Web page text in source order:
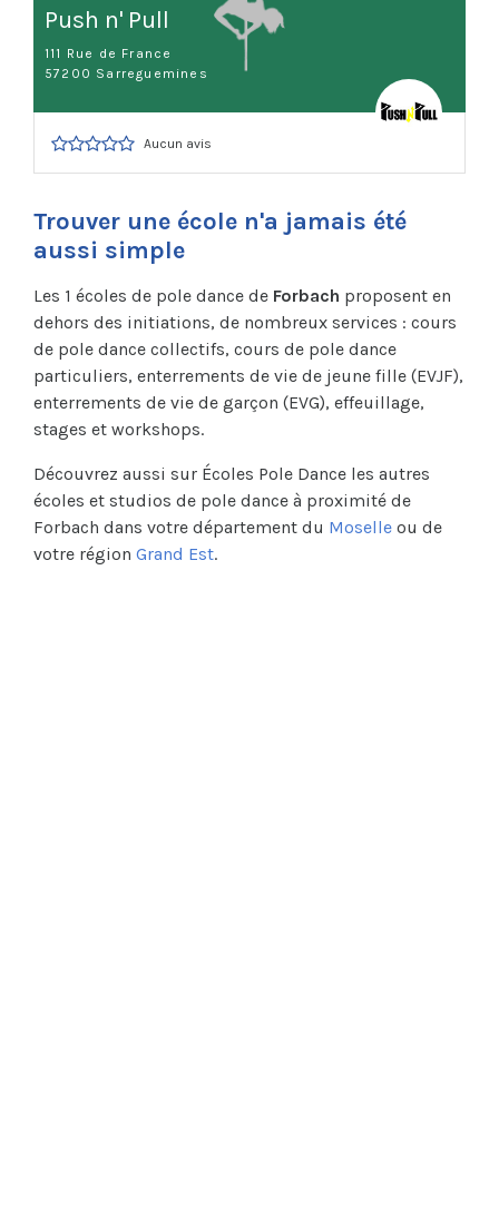
Push n' Pull
111 Rue de France
57200 Sarreguemines
Aucun avis
Trouver une école n'a jamais été
aussi simple
Les 1 écoles de pole dance de Forbach proposent en
dehors des initiations, de nombreux services : cours
de pole dance collectifs, cours de pole dance
particuliers, enterrements de vie de jeune fille (EVJF),
enterrements de vie de garçon (EVG), effeuillage,
stages et workshops.
Découvrez aussi sur Écoles Pole Dance les autres
écoles et studios de pole dance à proximité de
Forbach dans votre département du Moselle ou de
votre région Grand Est.